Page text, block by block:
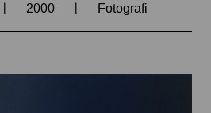
| 2000 | Fotografi